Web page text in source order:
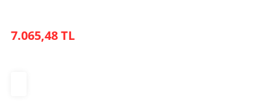
7.065,48 TL